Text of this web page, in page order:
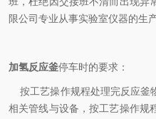
限公司专业从事实验室仪器的生
加氢反应釜停车时的要求：
按工艺操作规程处理完反应釜
相关管线与设备，按工艺操作规